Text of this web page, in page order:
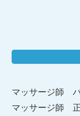
マッサージ師
マッサージ師